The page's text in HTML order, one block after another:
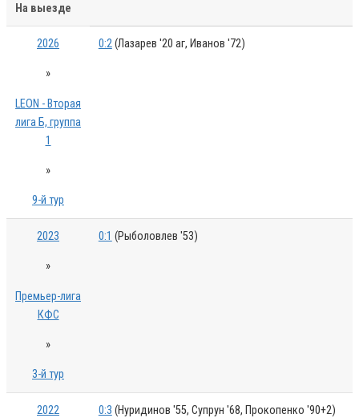
На выезде
2026
»
LEON - Вторая
лига Б, группа
1
»
9-й тур
0:2(Лазарев '20 аг, Иванов '72)
2023
»
Премьер-лига
КФС
»
3-й тур
0:1 (Рыболовлев '53)
2022 0:3 (Нуридинов '55, Супрун '68, Прокопенко '90+2)